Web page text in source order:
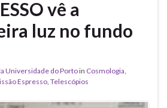
vê a
luz no fundo
Universidade do Portoin Cosmologia,
Espresso, Telescópios